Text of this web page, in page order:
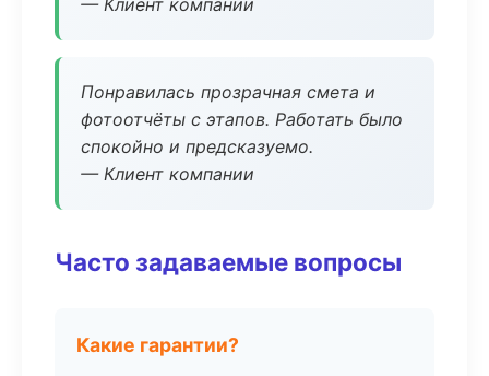
— Клиент компании
Понравилась прозрачная смета и
фотоотчёты с этапов. Работать было
спокойно и предсказуемо.
— Клиент компании
Часто задаваемые вопросы
Какие гарантии?